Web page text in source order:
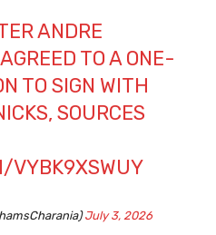
ANDRE
TO A ONE-
TO SIGN WITH
SOURCES
VYBK9XSWUY
July 3, 2026